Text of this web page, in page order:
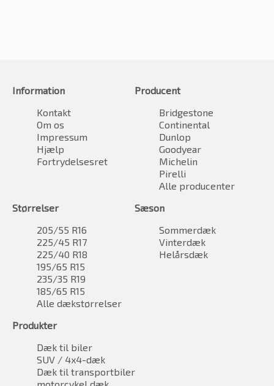
Information
Kontakt
Om os
Impressum
Hjælp
Fortrydelsesret
Producent
Bridgestone
Continental
Dunlop
Goodyear
Michelin
Pirelli
Alle producenter
Størrelser
205/55 R16
225/45 R17
225/40 R18
195/65 R15
235/35 R19
185/65 R15
Alle dækstørrelser
Sæson
Sommerdæk
Vinterdæk
Helårsdæk
Produkter
Dæk til biler
SUV / 4x4-dæk
Dæk til transportbiler